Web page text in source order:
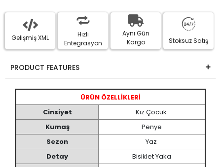
Gelişmiş XML
Hızlı
Entegrasyon
Aynı Gün
Kargo
Stoksuz Satış
PRODUCT FEATURES
ÜRÜN ÖZELLİKLERİ
Cinsiyet
Kız Çocuk
Kumaş
Penye
Sezon
Yaz
Detay
Bisiklet Yaka